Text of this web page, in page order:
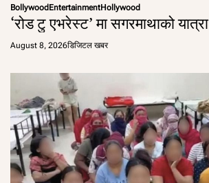
BollywoodEntertainmentHollywood
‘रोड टु एभरेस्ट’ मा सगरमाथाको यात्रा
August 8, 2026डिजिटल खबर